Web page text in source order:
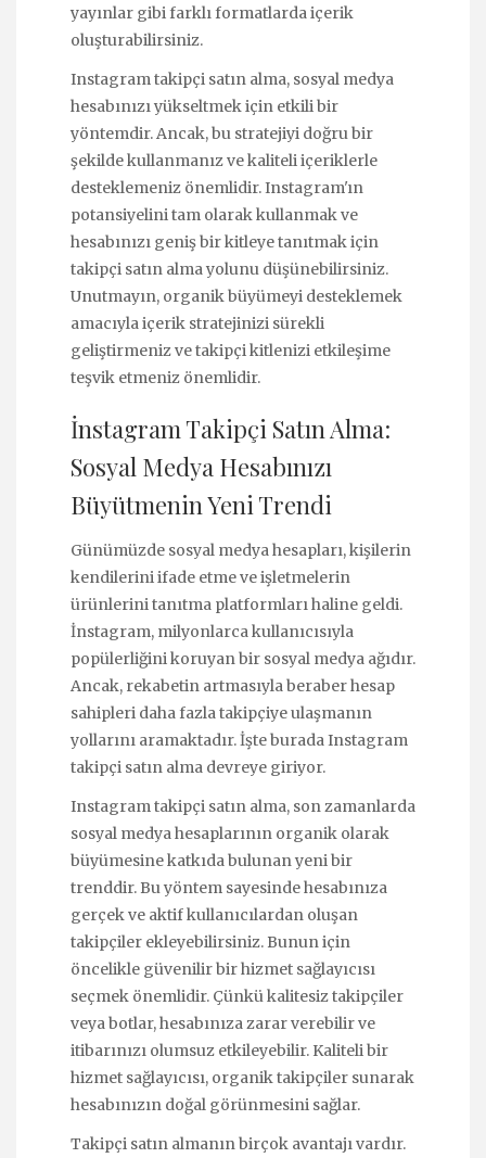
yayınlar gibi farklı formatlarda içerik
oluşturabilirsiniz.
Instagram takipçi satın alma, sosyal medya
hesabınızı yükseltmek için etkili bir
yöntemdir. Ancak, bu stratejiyi doğru bir
şekilde kullanmanız ve kaliteli içeriklerle
desteklemeniz önemlidir. Instagram'ın
potansiyelini tam olarak kullanmak ve
hesabınızı geniş bir kitleye tanıtmak için
takipçi satın alma yolunu düşünebilirsiniz.
Unutmayın, organik büyümeyi desteklemek
amacıyla içerik stratejinizi sürekli
geliştirmeniz ve takipçi kitlenizi etkileşime
teşvik etmeniz önemlidir.
İnstagram Takipçi Satın Alma:
Sosyal Medya Hesabınızı
Büyütmenin Yeni Trendi
Günümüzde sosyal medya hesapları, kişilerin
kendilerini ifade etme ve işletmelerin
ürünlerini tanıtma platformları haline geldi.
İnstagram, milyonlarca kullanıcısıyla
popülerliğini koruyan bir sosyal medya ağıdır.
Ancak, rekabetin artmasıyla beraber hesap
sahipleri daha fazla takipçiye ulaşmanın
yollarını aramaktadır. İşte burada Instagram
takipçi satın alma devreye giriyor.
Instagram takipçi satın alma, son zamanlarda
sosyal medya hesaplarının organik olarak
büyümesine katkıda bulunan yeni bir
trenddir. Bu yöntem sayesinde hesabınıza
gerçek ve aktif kullanıcılardan oluşan
takipçiler ekleyebilirsiniz. Bunun için
öncelikle güvenilir bir hizmet sağlayıcısı
seçmek önemlidir. Çünkü kalitesiz takipçiler
veya botlar, hesabınıza zarar verebilir ve
itibarınızı olumsuz etkileyebilir. Kaliteli bir
hizmet sağlayıcısı, organik takipçiler sunarak
hesabınızın doğal görünmesini sağlar.
Takipçi satın almanın birçok avantajı vardır.